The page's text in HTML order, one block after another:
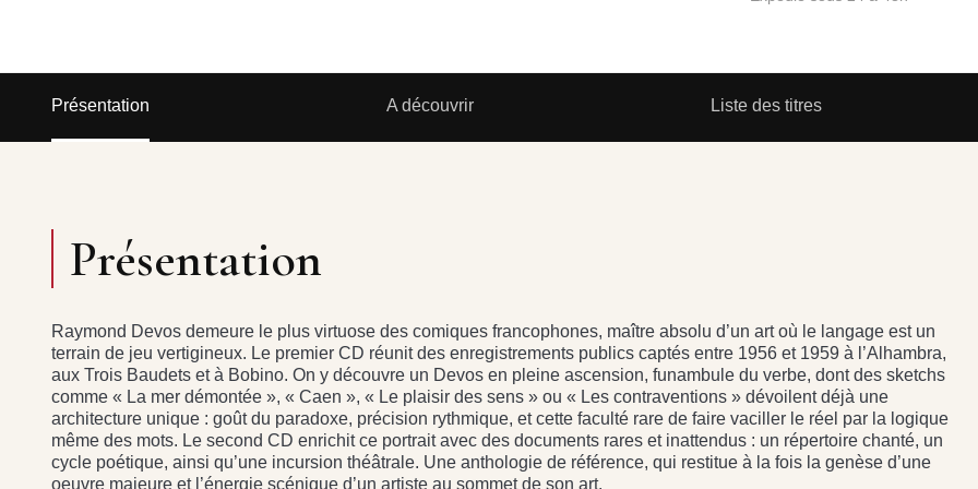
Présentation A découvrir Liste des titres
Présentation
Raymond Devos demeure le plus virtuose des comiques francophones, maître absolu d’un art où le langage est un
terrain de jeu vertigineux. Le premier CD réunit des enregistrements publics captés entre 1956 et 1959 à l’Alhambra,
aux Trois Baudets et à Bobino. On y découvre un Devos en pleine ascension, funambule du verbe, dont des sketchs
comme « La mer démontée », « Caen », « Le plaisir des sens » ou « Les contraventions » dévoilent déjà une
architecture unique : goût du paradoxe, précision rythmique, et cette faculté rare de faire vaciller le réel par la logique
même des mots. Le second CD enrichit ce portrait avec des documents rares et inattendus : un répertoire chanté, un
cycle poétique, ainsi qu’une incursion théâtrale. Une anthologie de référence, qui restitue à la fois la genèse d’une
oeuvre majeure et l’énergie scénique d’un artiste au sommet de son art.